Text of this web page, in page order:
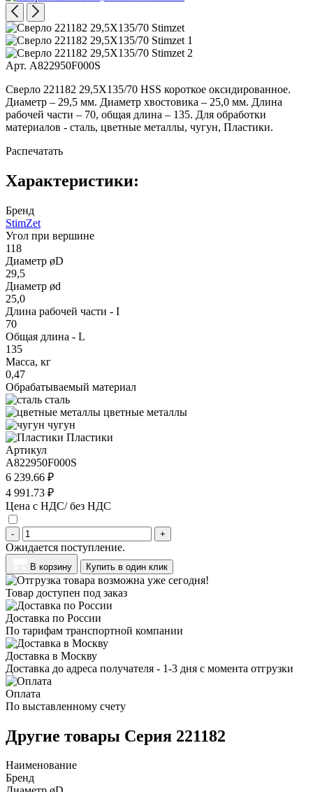
Арт. A822950F000S
Сверло 221182 29,5X135/70 HSS короткое оксидированное.
Диаметр – 29,5 мм. Диаметр хвостовика – 25,0 мм. Длина
рабочей части – 70, общая длина – 135. Для обработки
материалов - сталь, цветные металлы, чугун, Пластики.
Распечатать
Характеристики:
Бренд
StimZet
Угол при вершине
118
Диаметр øD
29,5
Диаметр ød
25,0
Длина рабочей части - I
70
Общая длина - L
135
Масса, кг
0,47
Обрабатываемый материал
сталь
цветные металлы
чугун
Пластики
Артикул
A822950F000S
6 239.66 ₽
4 991.73 ₽
Цена с НДС/ без НДС
- +
Ожидается поступление.
В корзину Купить в один клик
Товар доступен под заказ
Доставка по России
По тарифам транспортной компании
Доставка в Москву
Доставка до адреса получателя - 1-3 дня с момента отгрузки
Оплата
По выставленному счету
Другие товары Серия 221182
Наименование
Бренд